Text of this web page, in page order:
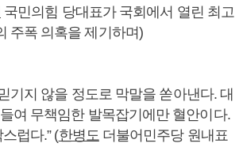
국민의힘 당대표가 국회에서 열린 최고
주폭 의혹을 제기하며)
기지 않을 정도로 막말을 쏟아낸다. 대
여 무책임한 발목잡기에만 혈안이다.
럽다.” (한병도더불어민주당 원내표